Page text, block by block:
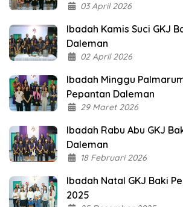
03 April 2026
Ibadah Kamis Suci GKJ
Daleman
02 April 2026
Ibadah Minggu
Pepantan Daleman
29 Maret 2026
Ibadah Rabu Abu GKJ
Daleman
18 Februari 2026
Ibadah Natal GKJ Baki
2025